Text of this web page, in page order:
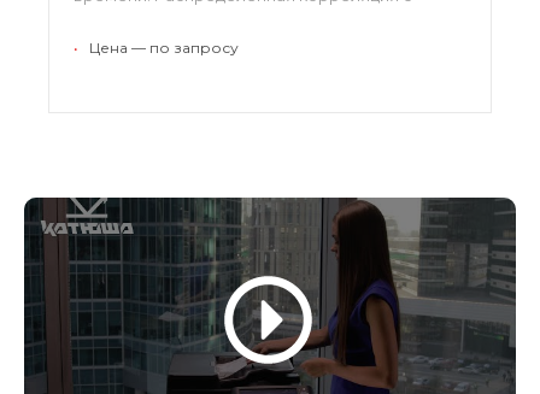
защиту и высокий уровень безопасности.
• Цена — по запросу